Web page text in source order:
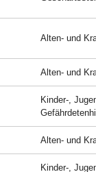
Alten- und
Alten- und
Kinder-,
Alten- und
Kinder-,